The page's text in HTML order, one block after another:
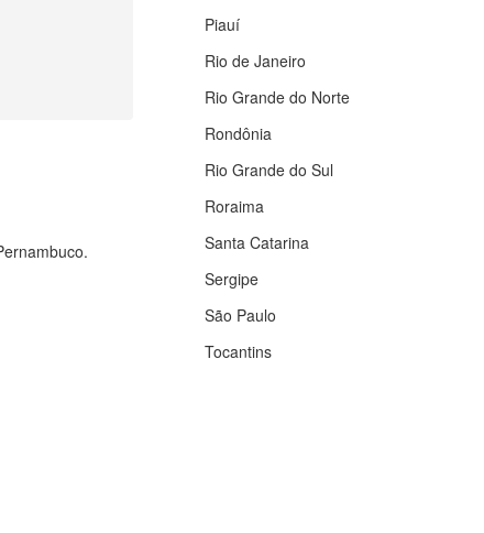
Piauí
Rio de Janeiro
Rio Grande do Norte
Rondônia
Rio Grande do Sul
Roraima
Santa Catarina
Sergipe
São Paulo
Tocantins